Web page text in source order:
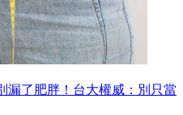
漏了肥胖！台大權威：別只當